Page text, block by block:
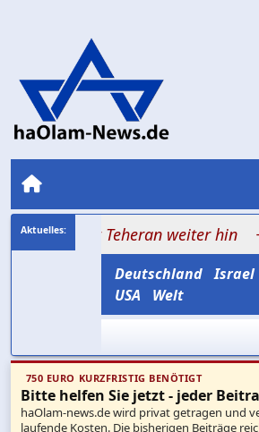
Teheran weiter hin +++
Deutschland Israel
USA
Welt
750 EURO KURZFRISTIG BENÖTIGT
Bitte helfen Sie jetzt - jeder
haOlam-news.de wird privat getragen und
laufende Kosten. Die bisherigen Beiträge